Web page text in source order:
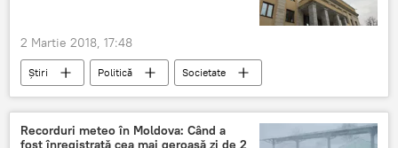
2 Martie 2018, 17:48
Știri Politică
Societate
În lume
Ucraina
Romania
Romani
diplomati
Recorduri meteo în Moldova: Când a
fost înregistrată cea mai geroasă zi de 2